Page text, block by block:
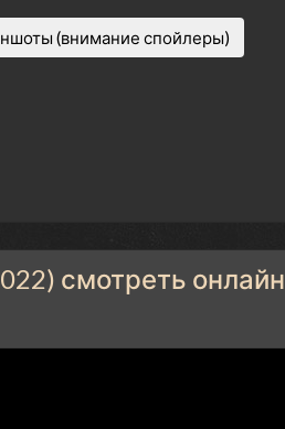
(внимание спойлеры)
смотреть онлайн